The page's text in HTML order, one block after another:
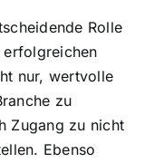
Rolle
nur, wertvolle
zu
Zugang zu nicht
Ebenso